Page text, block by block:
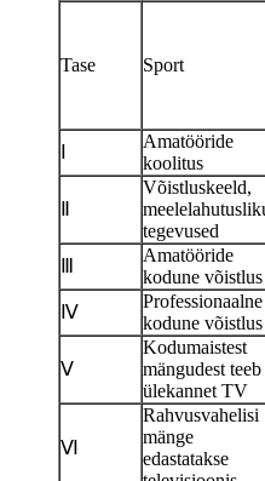
Tase Sport
Amatööride
koolitus
Võistluskeeld,
tegevused
Amatööride
kodune võistlus
Ⅳ
Professionaalne
kodune võistlus
Ⅴ
Kodumaistest
mängudest teeb
ülekannet TV
Ⅵ
Rahvusvahelisi
mänge
edastatakse